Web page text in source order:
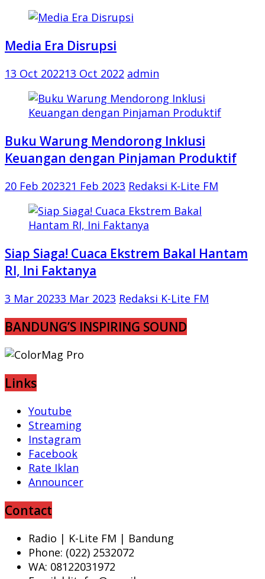
Media Era Disrupsi
13 Oct 202213 Oct 2022 admin
Buku Warung Mendorong Inklusi
Keuangan dengan Pinjaman Produktif
20 Feb 202321 Feb 2023 Redaksi K-Lite FM
Siap Siaga! Cuaca Ekstrem Bakal Hantam
RI, Ini Faktanya
3 Mar 20233 Mar 2023 Redaksi K-Lite FM
BANDUNG’S INSPIRING SOUND
Links
Youtube
Streaming
Instagram
Facebook
Rate Iklan
Announcer
Contact
Radio | K-Lite FM | Bandung
Phone: (022) 2532072
WA: 08122031972